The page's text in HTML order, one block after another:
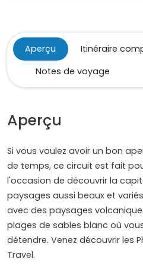
Aperçu Itinéraire
Notes de voyage
Aperçu
Si vous voulez avoir un bon
de temps, ce circuit est fait
l'occasion de découvrir la
paysages aussi beaux et
avec des paysages
plages de sables blanc où
détendre. Venez découvrir les
Travel.